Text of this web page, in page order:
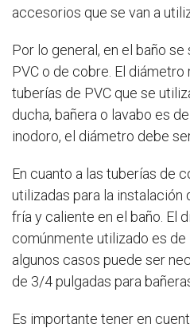
accesorios que se van a
Por lo general, en el baño
PVC o de cobre. El
tuberías de PVC que se
ducha, bañera o lavabo es
inodoro, el diámetro debe
En cuanto a las tuberías de
utilizadas para la instalación
fría y caliente en el baño. El
comúnmente utilizado es de
algunos casos puede ser
de 3/4 pulgadas para
Es importante tener en